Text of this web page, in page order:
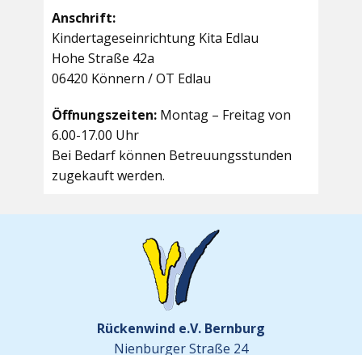
Anschrift:
Kindertageseinrichtung Kita Edlau
Hohe Straße 42a
06420 Könnern / OT Edlau
Öffnungszeiten: Montag – Freitag von
6.00-17.00 Uhr
Bei Bedarf können Betreuungsstunden
zugekauft werden.
Rückenwind e.V. Bernburg
Nienburger Straße 24